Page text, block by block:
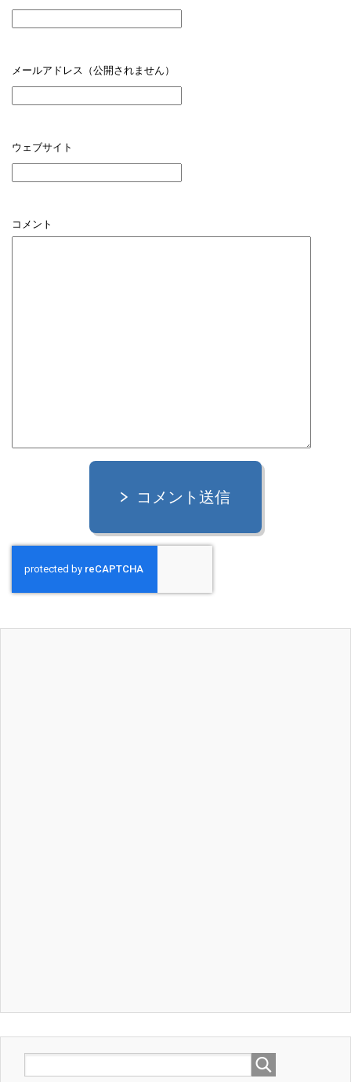
メールアドレス（公開されません）
ウェブサイト
コメント
コメント送信